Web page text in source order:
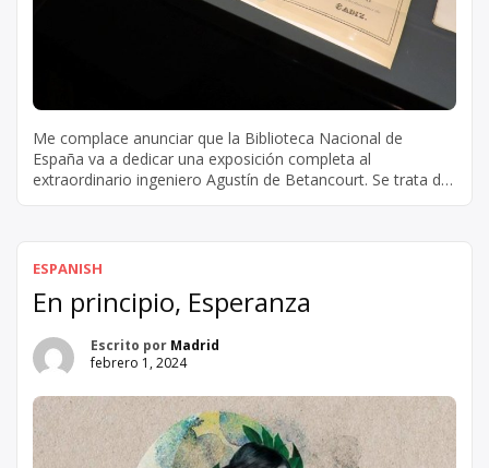
Me complace anunciar que la Biblioteca Nacional de
España va a dedicar una exposición completa al
extraordinario ingeniero Agustín de Betancourt. Se trata de
Betancourt han dejado una […]
ESPANISH
En principio, Esperanza
Escrito por Madrid
febrero 1, 2024